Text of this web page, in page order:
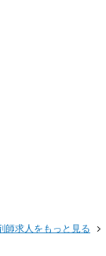
師求人をもっと見る